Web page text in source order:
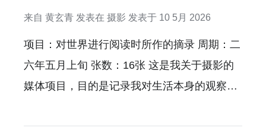
来自 黄玄青 发表在 摄影 发表于 10 5月 2026
项目：对世界进行阅读时所作的摘录 周期：二
六年五月上旬 张数：16张 这是我关于摄影的
媒体项目，目的是记录我对生活本身的观察。
1号到10号，中旬是11号到20号，下旬是21到